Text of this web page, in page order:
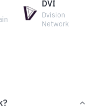
DVI
Dvision
Network